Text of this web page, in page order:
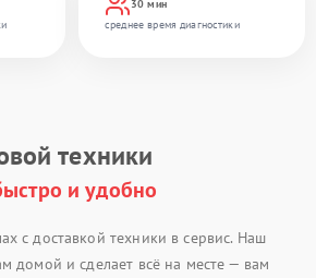
30 мин
среднее время диагностики
техники
и удобно
с доставкой техники в сервис. Наш
домой и сделает всё на месте — вам